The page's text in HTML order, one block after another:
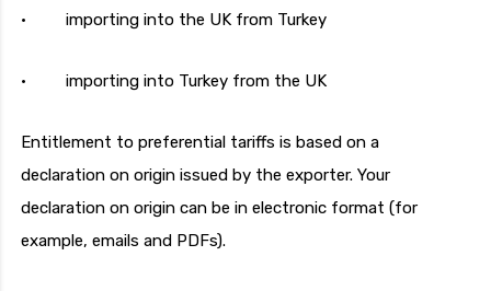
· importing into the UK from Turkey
· importing into Turkey from the UK
Entitlement to preferential tariffs is based on a
declaration on origin issued by the exporter. Your
declaration on origin can be in electronic format (for
example, emails and PDFs).